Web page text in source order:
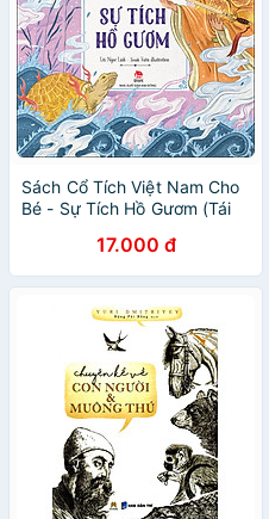
Sách Cổ Tích Việt Nam Cho
Bé - Sự Tích Hồ Gươm (Tái
17.000 đ